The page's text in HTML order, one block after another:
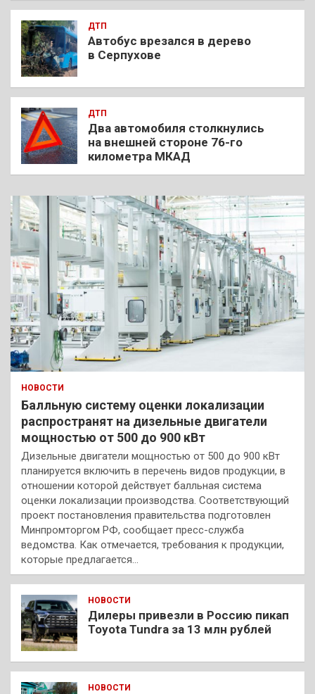
ДТП
Автобус врезался в дерево
в Серпухове
ДТП
Два автомобиля столкнулись
на внешней стороне 76-го
километра МКАД
НОВОСТИ
Балльную систему оценки локализации
распространят на дизельные двигатели
мощностью от 500 до 900 кВт
Дизельные двигатели мощностью от 500 до 900 кВт
планируется включить в перечень видов продукции, в
отношении которой действует балльная система
оценки локализации производства. Соответствующий
проект постановления правительства подготовлен
Минпромторгом РФ, сообщает пресс-служба
ведомства. Как отмечается, требования к продукции,
которые предлагается…
НОВОСТИ
Дилеры привезли в Россию пикап
Toyota Tundra за 13 млн рублей
НОВОСТИ